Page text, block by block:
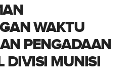
WAKTU
PENGADAAN
DIVISI MUNISI